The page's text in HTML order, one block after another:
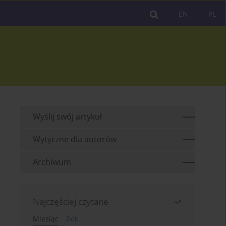
PL
EN
Wyślij swój artykuł
Wytyczne dla autorów
Archiwum
Najczęściej czytane
Miesiąc
Rok